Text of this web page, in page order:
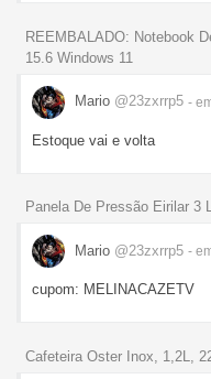
REEMBALADO: Notebook
15.6 Windows 11
Mario @23zxrrp5 -
Estoque vai e volta
Panela De Pressão Eirilar 3
Mario @23zxrrp5 -
cupom: MELINACAZETV
Cafeteira Oster Inox, 1,2L,